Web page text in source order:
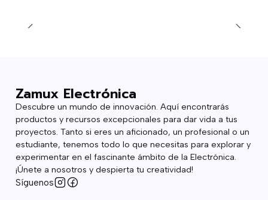
Zamux Electrónica
Descubre un mundo de innovación. Aquí encontrarás
productos y recursos excepcionales para dar vida a tus
proyectos. Tanto si eres un aficionado, un profesional o un
estudiante, tenemos todo lo que necesitas para explorar y
experimentar en el fascinante ámbito de la Electrónica.
¡Únete a nosotros y despierta tu creatividad!
Síguenos